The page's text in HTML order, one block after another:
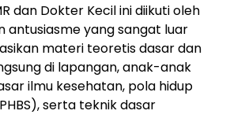
dan Dokter Kecil ini diikuti oleh
antusiasme yang sangat luar
materi teoretis dasar dan
di lapangan, anak-anak
ilmu kesehatan, pola hidup
serta teknik dasar